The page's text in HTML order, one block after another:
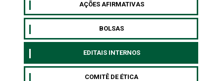
AÇÕES AFIRMATIVAS
BOLSAS
EDITAIS INTERNOS
COMITÊ DE ÉTICA